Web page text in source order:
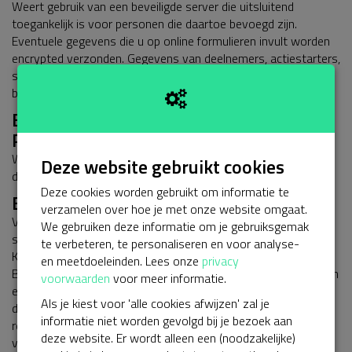
Weert gebruik van een beveiligde server die uitsluitend
toegankelijk is voor personen die daartoe bevoegd zijn.
Eventuele gegevens die u op online formulieren invult worden
encrypted verzonden. Gegevens van deelnemers, actiestarters,
sponsors, donateurs, relaties, vrijwilligers, vrienden en andere
belangstellenden worden in beveiligde systemen opgeslagen.
Bewaartermijn van uw
Persoonsgegevens
Wij bewaren uw gegevens niet langer dan noodzakelijk is om
de in dit Privacy Statement genoemde doeleinden te bereiken.
Betaling
Voor het uitvoeren en verwerken van sponsoring,
steunbetalingen, giften, donaties en crowdfunding schakelt
KVW Weert, via haar verwerker Kentaa, Buckaroo B.V. in.
Buckaroo B.V. verwerkt de betaling tussen het donatieplatform
en uw bank of creditcard-aanbieder. Buckaroo B.V. krijgt
daarmee inzage in uw betaalgegevens. KVW Weert
respectievelijk Kentaa heeft met Buckaroo B.V. een
verwerkersovereenkomst gesloten waarin de verplichtingen
Deze website gebruikt cookies
Deze cookies worden gebruikt om informatie te
verzamelen over hoe je met onze website omgaat.
We gebruiken deze informatie om je gebruiksgemak
te verbeteren, te personaliseren en voor analyse-
en meetdoeleinden. Lees onze privacy
voorwaarden voor meer informatie.
Als je kiest voor 'alle cookies afwijzen' zal je
informatie niet worden gevolgd bij je bezoek aan
deze website. Er wordt alleen een (noodzakelijke)